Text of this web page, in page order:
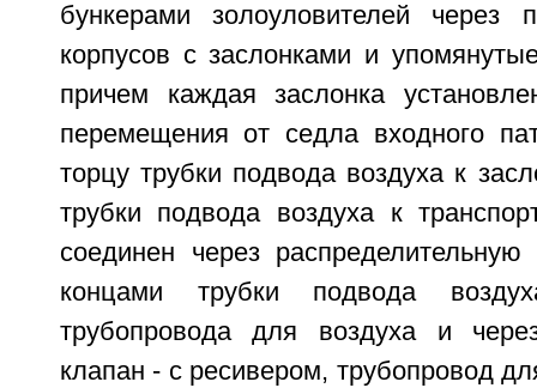
бункерами золоуловителей через
корпусов с заслонками и
причем каждая заслонка
перемещения от седла входного
торцу трубки подвода воздуха к
трубки подвода воздуха к
соединен через
концами трубки подвода
трубопровода для воздуха и
клапан - с ресивером, трубопровод